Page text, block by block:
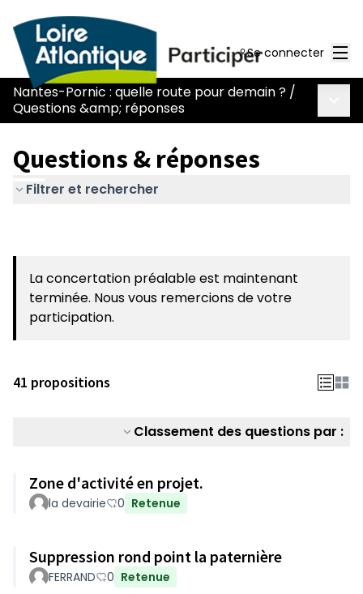
Se connecter
Nantes-Pornic : quelle route pour demain ? /
Questions &amp; réponses
Questions & réponses
Filtrer et rechercher
La concertation préalable est maintenant
terminée. Nous vous remercions de votre
participation.
41 propositions
Classement des questions par :
Zone d'activité en projet.
la devairie 0 Retenue
Suppression rond point la paternière
FERRAND 0 Retenue